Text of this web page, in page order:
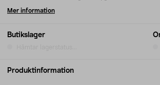
Butikslager
Mer information
Produktinformation